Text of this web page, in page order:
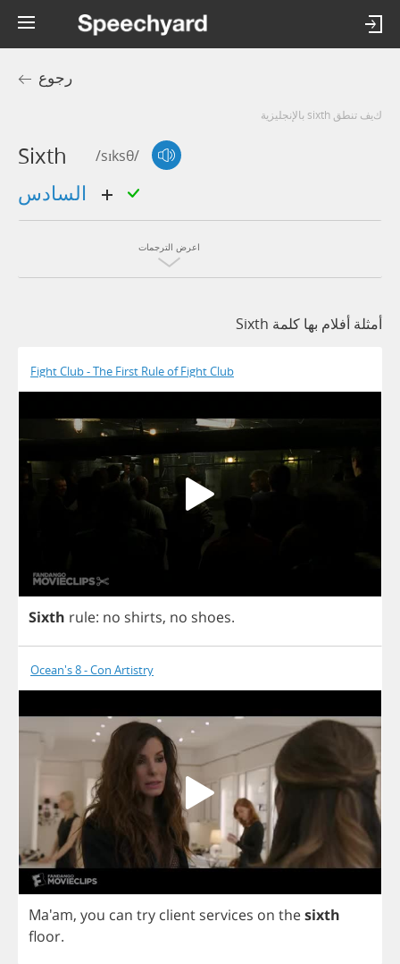
رجوع
كيف تنطق sixth بالإنجليزية
Sixth /sɪksθ/
اعرض الترجمات
أمثلة أفلام بها كلمة Sixth
Fight Club - The First Rule of Fight Club
Sixth rule: no shirts, no shoes.
Ocean's 8 - Con Artistry
Ma'am, you can try client services on thesixth
floor.